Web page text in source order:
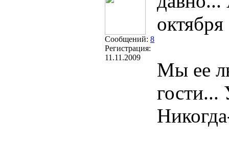
Сообщений: 8
Регистрация:
11.11.2009
Мы ее
гости...